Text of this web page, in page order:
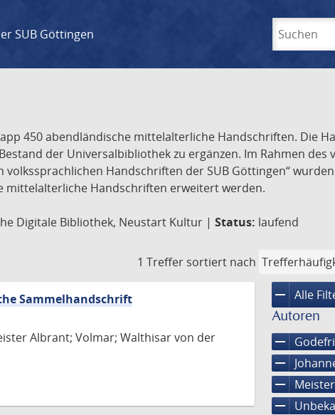
SUB Göttingen
450 abendländische mittelalterliche Handschriften. Die
der Universalbibliothek zu ergänzen. Im Rahmen des
Handschriften der SUB Göttingen“
mittelalterliche Handschriften erweitert werden.
Digitale Bibliothek, Neustart Kultur | Status: laufend
1 Treffer sortiert nach
remove Alle
Autoren
remove
remove
remove
remove
Sammelhandschrift
Albrant; Volmar; Walthisar von der